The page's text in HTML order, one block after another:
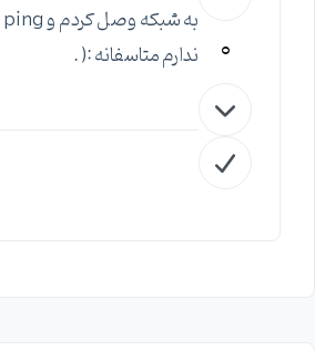
0
ندارم متاسفانه :( .